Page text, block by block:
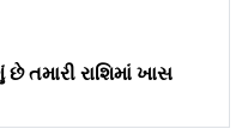
તમારી રાશિમાં ખાસ